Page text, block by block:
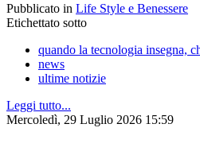
Pubblicato in Life Style e Benessere
Etichettato sotto
quando la tecnologia insegna,
news
ultime notizie
Leggi tutto...
Mercoledì, 29 Luglio 2026 15:59